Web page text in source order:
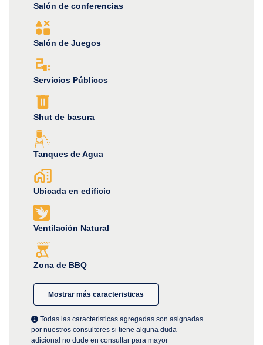
Salón de conferencias
Salón de Juegos
Servicios Públicos
Shut de basura
Tanques de Agua
Ubicada en edificio
Ventilación Natural
Zona de BBQ
Mostrar más caracteristicas
Todas las caracteristicas agregadas son asignadas
por nuestros consultores si tiene alguna duda
adicional no dude en consultar para mayor